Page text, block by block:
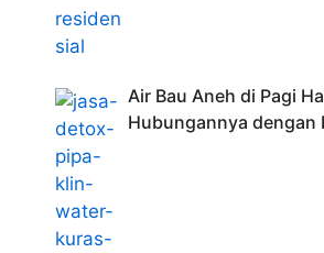
Air Bau Aneh di Pagi
Hubungannya dengan